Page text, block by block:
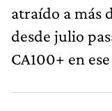
atraído a más
desde julio
CA100+ en